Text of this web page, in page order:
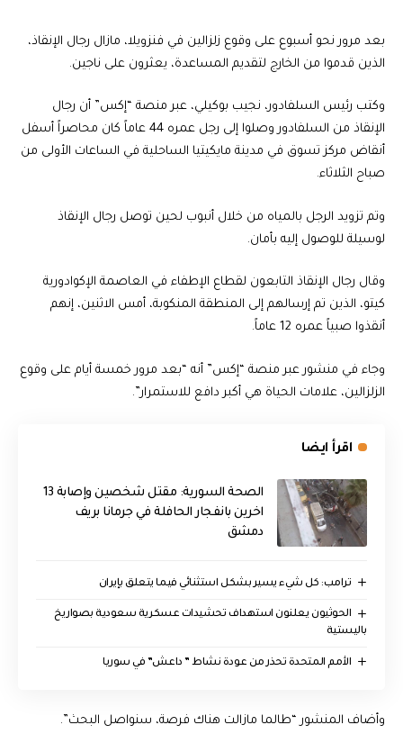
بعد مرور نحو أسبوع على وقوع زلزالين في فنزويلا، مازال رجال الإنقاذ،
الذين قدموا من الخارج لتقديم المساعدة، يعثرون على ناجين.
وكتب رئيس السلفادور، نجيب بوكيلي، عبر منصة “إكس” أن رجال
الإنقاذ من السلفادور وصلوا إلى رجل عمره 44 عاماً كان محاصراً أسفل
أنقاض مركز تسوق في مدينة مايكيتيا الساحلية في الساعات الأولى من
صباح الثلاثاء.
وتم تزويد الرجل بالمياه من خلال أنبوب لحين توصل رجال الإنقاذ
لوسيلة للوصول إليه بأمان.
وقال رجال الإنقاذ التابعون لقطاع الإطفاء في العاصمة الإكوادورية
كيتو، الذين تم إرسالهم إلى المنطقة المنكوبة، أمس الاثنين، إنهم
أنقذوا صبياً عمره 12 عاماً.
وجاء في منشور عبر منصة “إكس” أنه “بعد مرور خمسة أيام على وقوع
الزلزالين، علامات الحياة هي أكبر دافع للاستمرار”.
اقرأ ايضا
الصحة السورية: مقتل شخصين وإصابة 13
اخرين بانفجار الحافلة في جرمانا بريف
دمشق
ترامب: كل شيء يسير بشكل استثنائي فيما يتعلق بإيران
الحوثيون يعلنون استهداف تحشيدات عسكرية سعودية بصواريخ
باليستية
الأمم المتحدة تحذر من عودة نشاط ” داعش” في سوريا
وأضاف المنشور “طالما مازالت هناك فرصة، سنواصل البحث”.